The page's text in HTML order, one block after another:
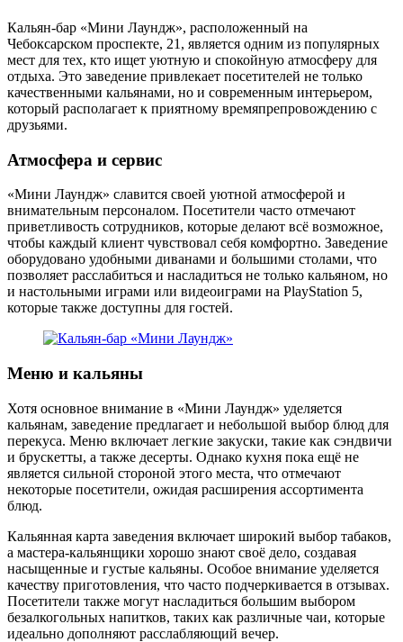
Кальян-бар «Мини Лаундж», расположенный на
Чебоксарском проспекте, 21, является одним из популярных
мест для тех, кто ищет уютную и спокойную атмосферу для
отдыха. Это заведение привлекает посетителей не только
качественными кальянами, но и современным интерьером,
который располагает к приятному времяпрепровождению с
друзьями.
Атмосфера и сервис
«Мини Лаундж» славится своей уютной атмосферой и
внимательным персоналом. Посетители часто отмечают
приветливость сотрудников, которые делают всё возможное,
чтобы каждый клиент чувствовал себя комфортно. Заведение
оборудовано удобными диванами и большими столами, что
позволяет расслабиться и насладиться не только кальяном, но
и настольными играми или видеоиграми на PlayStation 5,
которые также доступны для гостей​.
Меню и кальяны
Хотя основное внимание в «Мини Лаундж» уделяется
кальянам, заведение предлагает и небольшой выбор блюд для
перекуса. Меню включает легкие закуски, такие как сэндвичи
и брускетты, а также десерты. Однако кухня пока ещё не
является сильной стороной этого места, что отмечают
некоторые посетители, ожидая расширения ассортимента
блюд​.
Кальянная карта заведения включает широкий выбор табаков,
а мастера-кальянщики хорошо знают своё дело, создавая
насыщенные и густые кальяны. Особое внимание уделяется
качеству приготовления, что часто подчеркивается в отзывах.
Посетители также могут насладиться большим выбором
безалкогольных напитков, таких как различные чаи, которые
идеально дополняют расслабляющий вечер​.